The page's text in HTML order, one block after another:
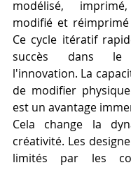
modélisé,
modifié et
Ce cycle itératif
succès dans
l'innovation. La
de modifier
est un avantage
Cela change la
créativité. Les
limités par les